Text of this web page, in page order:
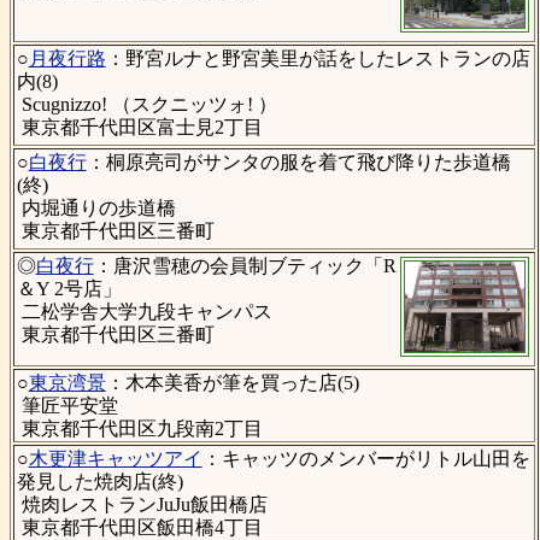
○ 月夜行路 ：野宮ルナと野宮美里が話をしたレストランの店
内(8)
Scugnizzo! （スクニッツォ! ）
東京都千代田区富士見2丁目
○白夜行：桐原亮司がサンタの服を着て飛び降りた歩道橋
(終)
内堀通りの歩道橋
東京都千代田区三番町
◎白夜行：唐沢雪穂の会員制ブティック「R
＆Y 2号店」
二松学舎大学九段キャンパス
東京都千代田区三番町
○東京湾景：木本美香が筆を買った店(5)
筆匠平安堂
東京都千代田区九段南2丁目
○木更津キャッツアイ ：キャッツのメンバーがリトル山田を
発見した焼肉店(終)
焼肉レストランJuJu飯田橋店
東京都千代田区飯田橋4丁目